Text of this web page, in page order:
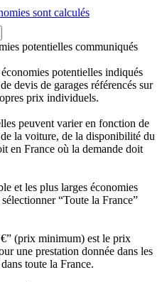
sont calculés
potentielles communiqués
potentielles indiqués
devis de garages référencés sur
prix individuels.
peuvent varier en fonction de
la voiture, de la disponibilité du
en France où la demande doit
et les plus larges économies
“Toute la France”
(prix minimum) est le prix
une prestation donnée dans les
toute la France.